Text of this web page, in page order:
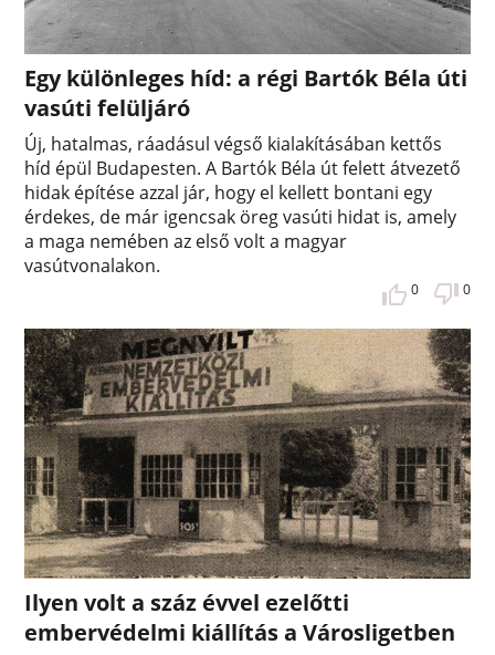
Egy különleges híd: a régi Bartók Béla úti
vasúti felüljáró
Új, hatalmas, ráadásul végső kialakításában kettős
híd épül Budapesten. A Bartók Béla út felett átvezető
hidak építése azzal jár, hogy el kellett bontani egy
érdekes, de már igencsak öreg vasúti hidat is, amely
a maga nemében az első volt a magyar
vasútvonalakon.
0 0
Ilyen volt a száz évvel ezelőtti
embervédelmi kiállítás a Városligetben